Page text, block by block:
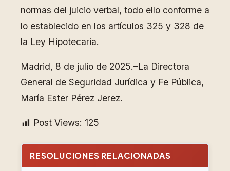
normas del juicio verbal, todo ello conforme a
lo establecido en los artículos 325 y 328 de
la Ley Hipotecaria.
Madrid, 8 de julio de 2025.–La Directora
General de Seguridad Jurídica y Fe Pública,
María Ester Pérez Jerez.
Post Views: 125
RESOLUCIONES RELACIONADAS